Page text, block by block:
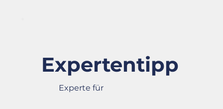
Expertentipp
Experte für